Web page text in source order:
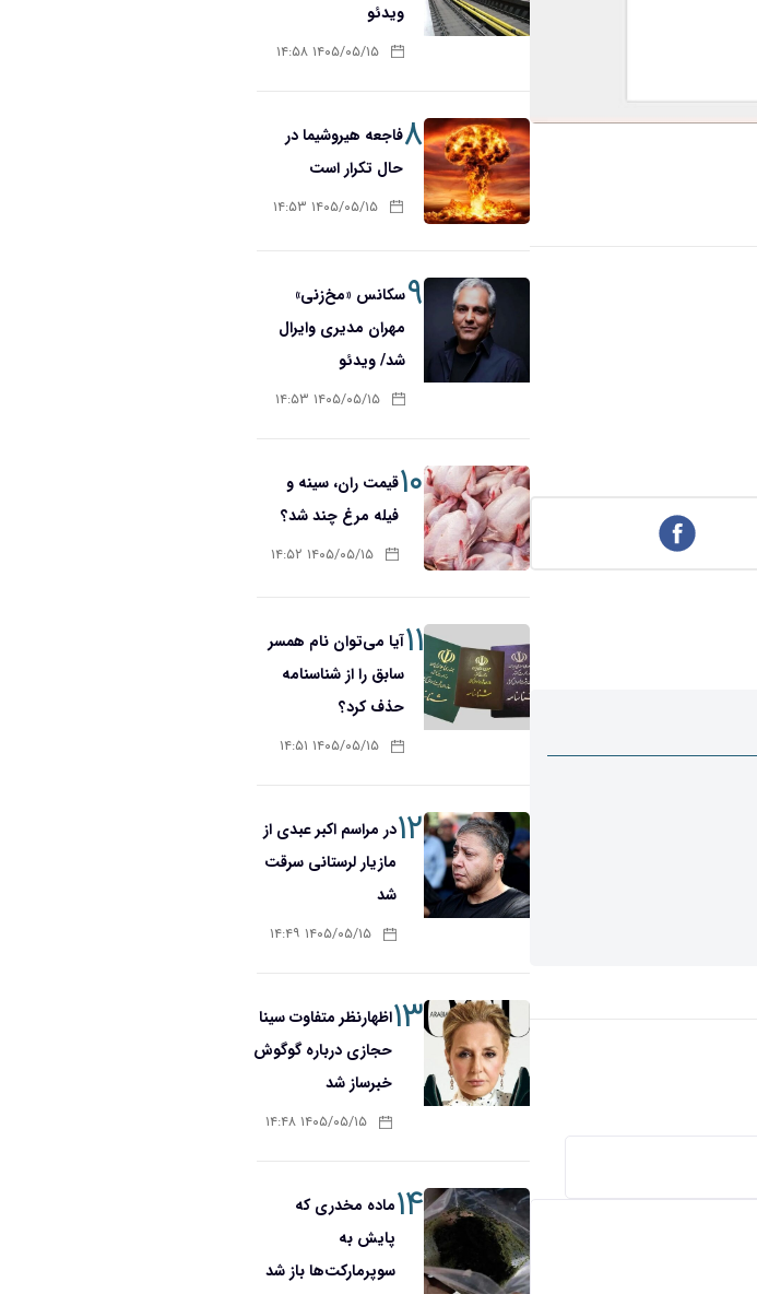
ویدئو
۱۴۰۵/۰۵/۱۵ ۱۴:۵۸
۸فاجعه هیروشیما در
حال تکرار است
۱۴۰۵/۰۵/۱۵ ۱۴:۵۳
۹سکانس «مخ‌زنی»
مهران مدیری وایرال
شد/ ویدئو
۱۴۰۵/۰۵/۱۵ ۱۴:۵۳
۱۰قیمت ران، سینه و
فیله مرغ چند شد؟
۱۴۰۵/۰۵/۱۵ ۱۴:۵۲
۱۱آیا می‌توان نام همسر
سابق را از شناسنامه
حذف کرد؟
۱۴۰۵/۰۵/۱۵ ۱۴:۵۱
۱۲در مراسم اکبر عبدی از
مازیار لرستانی سرقت
شد
۱۴۰۵/۰۵/۱۵ ۱۴:۴۹
۱۳اظهارنظر متفاوت سینا
حجازی درباره گوگوش
خبرساز شد
۱۴۰۵/۰۵/۱۵ ۱۴:۴۸
۱۴ماده مخدری که
پایش به
سوپرمارکت‌ها باز شد